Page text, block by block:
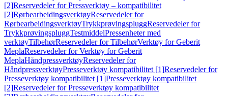
[2]Reservedeler for Pressverktøy – kompatibilitet
[2]RørbearbeidingsverktøyReservedeler for
RørbearbeidingsverktøyTrykkprøvingspluggReservedeler for
TrykkprøvingspluggTestmiddelPressenheter med
verktøyTilbehørReservedeler for TilbehørVerktøy for Geberit
MeplaReservedeler for Verktøy for Geberit
MeplaHåndpressverktøyReservedeler for
HåndpressverktøyPresseverktøy kompatibilitet [1]Reservedeler for
Presseverktøy kompatibilitet [1]Presseverktøy kompatibilitet
[2]Reservedeler for Presseverktøy kompatibilitet